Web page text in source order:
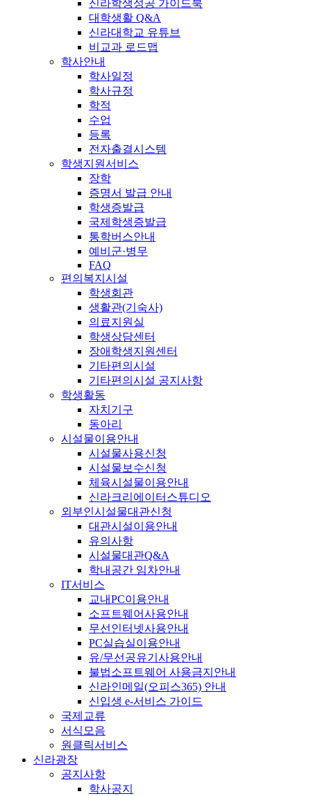
신라학생성공 가이드북
대학생활 Q&A
신라대학교 유튜브
비교과 로드맵
학사안내
학사일정
학사규정
학적
수업
등록
전자출결시스템
학생지원서비스
장학
증명서 발급 안내
학생증발급
국제학생증발급
통학버스안내
예비군·병무
FAQ
편의복지시설
학생회관
생활관(기숙사)
의료지원실
학생상담센터
장애학생지원센터
기타편의시설
기타편의시설 공지사항
학생활동
자치기구
동아리
시설물이용안내
시설물사용신청
시설물보수신청
체육시설물이용안내
신라크리에이터스튜디오
외부인시설물대관신청
대관시설이용안내
유의사항
시설물대관Q&A
학내공간 임차안내
IT서비스
교내PC이용안내
소프트웨어사용안내
무선인터넷사용안내
PC실습실이용안내
유/무선공유기사용안내
불법소프트웨어 사용금지안내
신라인메일(오피스365) 안내
신입생 e-서비스 가이드
국제교류
서식모음
원클릭서비스
신라광장
공지사항
학사공지